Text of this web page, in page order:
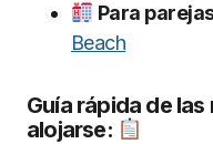
Para
Beach
Guía rápida de
alojarse: